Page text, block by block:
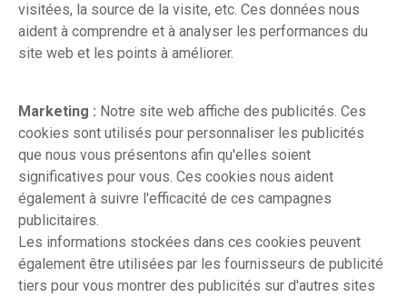
visitées, la source de la visite, etc. Ces données nous
aident à comprendre et à analyser les performances du
site web et les points à améliorer.
Marketing : Notre site web affiche des publicités. Ces
cookies sont utilisés pour personnaliser les publicités
que nous vous présentons afin qu'elles soient
significatives pour vous. Ces cookies nous aident
également à suivre l'efficacité de ces campagnes
publicitaires.
Les informations stockées dans ces cookies peuvent
également être utilisées par les fournisseurs de publicité
tiers pour vous montrer des publicités sur d'autres sites